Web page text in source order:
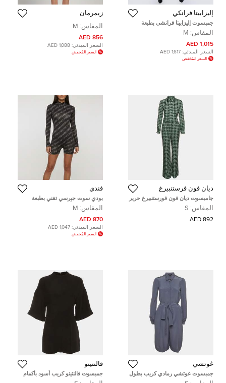
إليزابيتا فرانكي
جمبسوت إليزابيتا فرانشي بطبعة
مونوكروم مونوغرام من جيرسي
بكتف واحد مقاس متوسط - ميديم
المقاس: M
1,015 AED
السعر المبدئي: 1,617 AED
السعر المُخفض
زيمرمان
المقاس: M
856 AED
السعر المبدئي: 1,088 AED
السعر المُخفض
ديان فون فرستنبيرغ
جامبسوت ديان فون فورستنبيرغ حرير
مطبوع أسود واسع مقاس صغير -
سمول
المقاس: S
892 AED
فندي
بودي سوت جيرسي تقني بطبعة
O’Lock فندي أسود مقاس متوسط -
ميديم
المقاس: M
870 AED
السعر المبدئي: 1,047 AED
السعر المُخفض
غوتشي
جمبسوت غوتشي رمادي كريب بطول
الركبة مقاس صغير - سمول
فالنتينو
جمبسوت فالنتينو كريب أسود بأكمام
قصيرة مقاس صغير (سمول)